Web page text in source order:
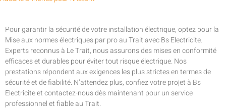
Pour garantir la sécurité de votre installation électrique, optez pour la
Mise aux normes électriques par pro au Trait avec Bs Electricite.
Experts reconnus à Le Trait, nous assurons des mises en conformité
efficaces et durables pour éviter tout risque électrique. Nos
prestations répondent aux exigences les plus strictes en termes de
sécurité et de fiabilité. N’attendez plus, confiez votre projet à Bs
Electricite et contactez-nous dès maintenant pour un service
professionnel et fiable au Trait.